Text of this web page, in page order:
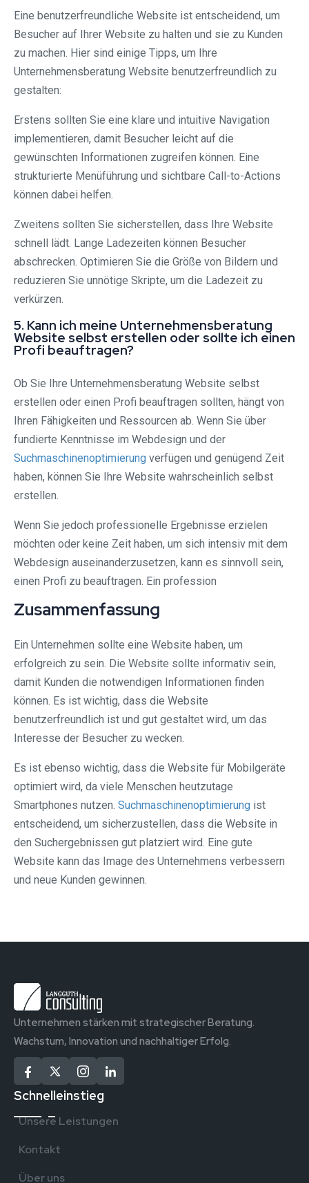
Eine benutzerfreundliche Website ist entscheidend, um
Besucher auf Ihrer Website zu halten und sie zu Kunden
zu machen. Hier sind einige Tipps, um Ihre
Unternehmensberatung Website benutzerfreundlich zu
gestalten:
Erstens sollten Sie eine klare und intuitive Navigation
implementieren, damit Besucher leicht auf die
gewünschten Informationen zugreifen können. Eine
strukturierte Menüführung und sichtbare Call-to-Actions
können dabei helfen.
Zweitens sollten Sie sicherstellen, dass Ihre Website
schnell lädt. Lange Ladezeiten können Besucher
abschrecken. Optimieren Sie die Größe von Bildern und
reduzieren Sie unnötige Skripte, um die Ladezeit zu
verkürzen.
5. Kann ich meine Unternehmensberatung
Website selbst erstellen oder sollte ich einen
Profi beauftragen?
Ob Sie Ihre Unternehmensberatung Website selbst
erstellen oder einen Profi beauftragen sollten, hängt von
Ihren Fähigkeiten und Ressourcen ab. Wenn Sie über
fundierte Kenntnisse im Webdesign und der
Suchmaschinenoptimierung verfügen und genügend Zeit
haben, können Sie Ihre Website wahrscheinlich selbst
erstellen.
Wenn Sie jedoch professionelle Ergebnisse erzielen
möchten oder keine Zeit haben, um sich intensiv mit dem
Webdesign auseinanderzusetzen, kann es sinnvoll sein,
einen Profi zu beauftragen. Ein profession
Zusammenfassung
Ein Unternehmen sollte eine Website haben, um
erfolgreich zu sein. Die Website sollte informativ sein,
damit Kunden die notwendigen Informationen finden
können. Es ist wichtig, dass die Website
benutzerfreundlich ist und gut gestaltet wird, um das
Interesse der Besucher zu wecken.
Es ist ebenso wichtig, dass die Website für Mobilgeräte
optimiert wird, da viele Menschen heutzutage
Smartphones nutzen. Suchmaschinenoptimierung ist
entscheidend, um sicherzustellen, dass die Website in
den Suchergebnissen gut platziert wird. Eine gute
Website kann das Image des Unternehmens verbessern
und neue Kunden gewinnen.
Unternehmen stärken mit strategischer Beratung.
Wachstum, Innovation und nachhaltiger Erfolg.
Schnelleinstieg
Unsere Leistungen
Kontakt
Über uns